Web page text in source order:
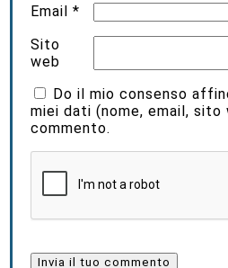
Email*
Sito
web
Do il mio consenso
miei dati (nome, email, sito
commento.